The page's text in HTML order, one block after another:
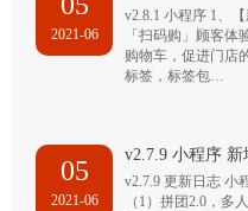
2021-06
v2.8.1 小程序 1、
「扫码购」顾客
购物车，促进门店
标签，标签包…
05
2021-06
v2.7.9 小程序
v2.7.9 更新日志 小
（1）拼团2.0，多